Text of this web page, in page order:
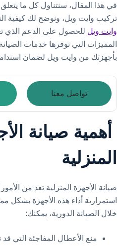
في هذا المقال، سنتناول كل ما
تركيب وايت ويل، ونوضح لك كيفية
وايت ويل للحصول على الدعم الذي
المميزات التي توفرها خدمات
بأجهزتك من وايت ويل لضمان
تواصل معنا
أهمية صيانة
المنزلية
صيانة الأجهزة المنزلية تعد من
استمرارية أداء هذه الأجهزة بشكل
خلال الصيانة الدورية، يمكنك:
منع الأعطال المفاجئة التي